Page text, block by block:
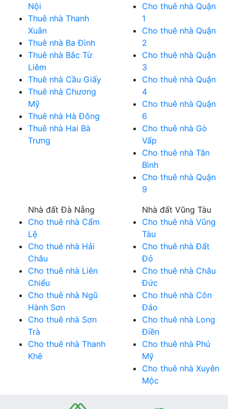
Nội
Thuê nhà Thanh
Xuân
Thuê nhà Ba Đình
Thuê nhà Bắc Từ
Liêm
Thuê nhà Cầu Giấy
Thuê nhà Chương
Mỹ
Thuê nhà Hà Đông
Thuê nhà Hai Bà
Trưng
Cho thuê nhà Quận
1
Cho thuê nhà Quận
2
Cho thuê nhà Quận
3
Cho thuê nhà Quận
4
Cho thuê nhà Quận
6
Cho thuê nhà Gò
Vấp
Cho thuê nhà Tân
Bình
Cho thuê nhà Quận
9
Nhà đất Đà Nẵng
Cho thuê nhà Cẩm
Lệ
Cho thuê nhà Hải
Châu
Cho thuê nhà Liên
Chiểu
Cho thuê nhà Ngũ
Hành Sơn
Cho thuê nhà Sơn
Trà
Cho thuê nhà Thanh
Khê
Nhà đất Vũng Tàu
Cho thuê nhà Vũng
Tàu
Cho thuê nhà Đất
Đỏ
Cho thuê nhà Châu
Đức
Cho thuê nhà Côn
Đảo
Cho thuê nhà Long
Điền
Cho thuê nhà Phú
Mỹ
Cho thuê nhà Xuyên
Mộc